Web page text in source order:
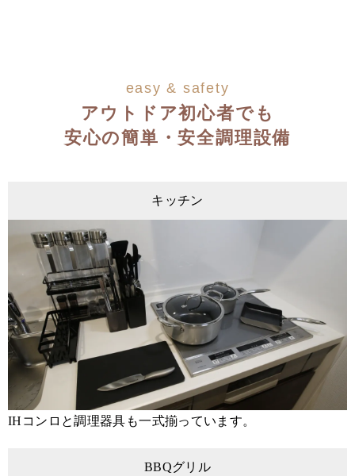
easy & safety
アウトドア初心者でも
安心の簡単・安全調理設備
キッチン
IHコンロと調理器具も一式揃っています。
BBQグリル